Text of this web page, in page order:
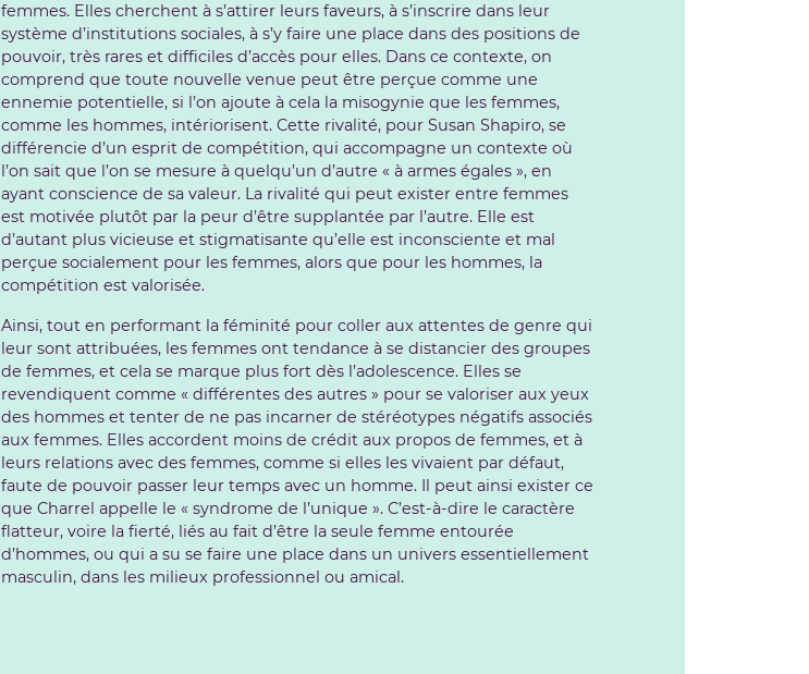
femmes. Elles cherchent à s’attirer leurs faveurs, à s’inscrire dans leur
système d’institutions sociales, à s’y faire une place dans des positions de
pouvoir, très rares et difficiles d’accès pour elles. Dans ce contexte, on
comprend que toute nouvelle venue peut être perçue comme une
ennemie potentielle, si l’on ajoute à cela la misogynie que les femmes,
comme les hommes, intériorisent. Cette rivalité, pour Susan Shapiro, se
différencie d’un esprit de compétition, qui accompagne un contexte où
l’on sait que l’on se mesure à quelqu’un d’autre « à armes égales », en
ayant conscience de sa valeur. La rivalité qui peut exister entre femmes
est motivée plutôt par la peur d’être supplantée par l’autre. Elle est
d’autant plus vicieuse et stigmatisante qu’elle est inconsciente et mal
perçue socialement pour les femmes, alors que pour les hommes, la
compétition est valorisée.
Ainsi, tout en performant la féminité pour coller aux attentes de genre qui
leur sont attribuées, les femmes ont tendance à se distancier des groupes
de femmes, et cela se marque plus fort dès l’adolescence. Elles se
revendiquent comme « différentes des autres » pour se valoriser aux yeux
des hommes et tenter de ne pas incarner de stéréotypes négatifs associés
aux femmes. Elles accordent moins de crédit aux propos de femmes, et à
leurs relations avec des femmes, comme si elles les vivaient par défaut,
faute de pouvoir passer leur temps avec un homme. Il peut ainsi exister ce
que Charrel appelle le « syndrome de l’unique ». C’est-à-dire le caractère
flatteur, voire la fierté, liés au fait d’être la seule femme entourée
d’hommes, ou qui a su se faire une place dans un univers essentiellement
masculin, dans les milieux professionnel ou amical.